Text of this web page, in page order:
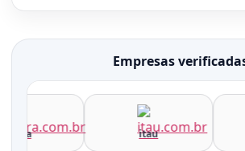
Empresas
itau